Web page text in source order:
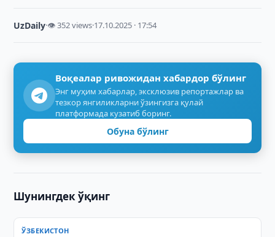
UzDaily·👁 352 views·17.10.2025 · 17:54
Воқеалар ривожидан хабардор бўлинг
Энг муҳим хабарлар, эксклюзив репортажлар ва
тезкор янгиликларни ўзингизга қулай
платформада кузатиб боринг.
Обуна бўлинг
Шунингдек ўқинг
ЎЗБЕКИСТОН